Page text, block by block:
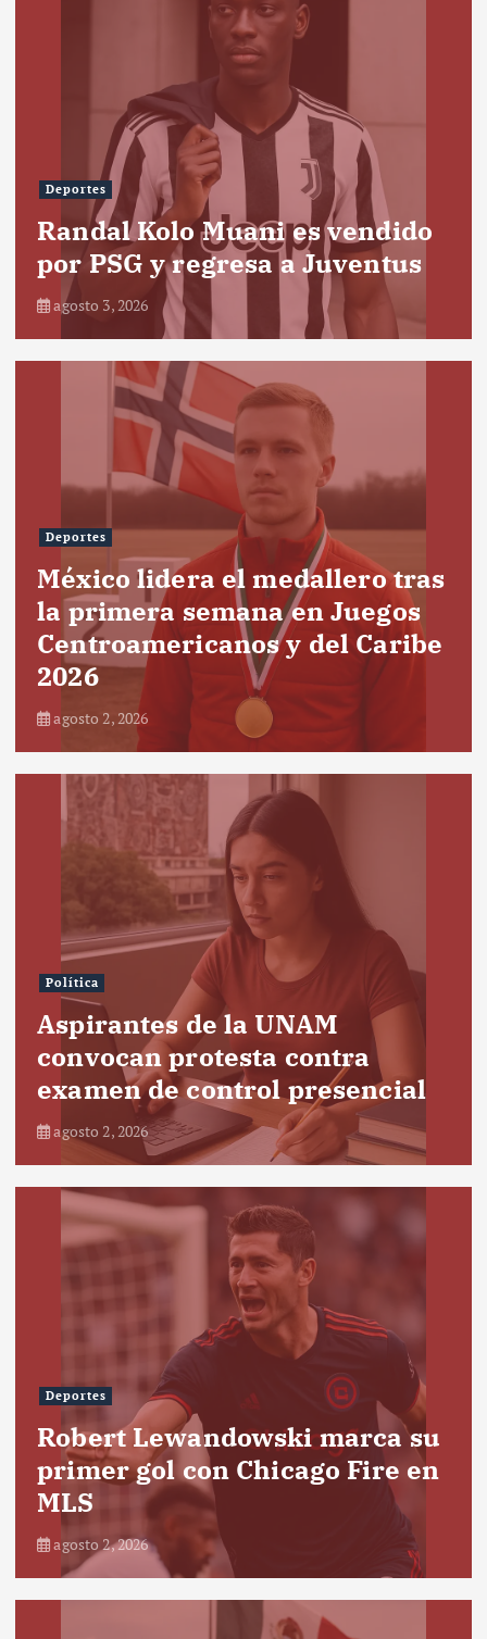
Deportes
Randal Kolo Muani es vendido
por PSG y regresa a Juventus
agosto 3, 2026
Deportes
México lidera el medallero tras
la primera semana en Juegos
Centroamericanos y del Caribe
2026
agosto 2, 2026
Política
Aspirantes de la UNAM
convocan protesta contra
examen de control presencial
agosto 2, 2026
Deportes
Robert Lewandowski marca su
primer gol con Chicago Fire en
MLS
agosto 2, 2026